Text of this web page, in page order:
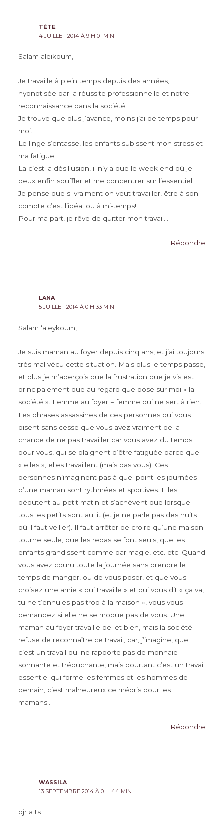
récentsTÉTE
4 JUILLET 2014 À 9 H 01 MIN
Salam aleikoum,
Je travaille à plein temps depuis des années,
hypnotisée par la réussite professionnelle et notre
reconnaissance dans la société.
Je trouve que plus j’avance, moins j’ai de temps pour
moi.
Le linge s’entasse, les enfants subissent mon stress et
ma fatigue.
La c’est la désillusion, il n’y a que le week end où je
peux enfin souffler et me concentrer sur l’essentiel !
Je pense que si vraiment on veut travailler, être à son
compte c’est l’idéal ou à mi-temps!
Pour ma part, je rêve de quitter mon travail…
Répondre
LANA
5 JUILLET 2014 À 0 H 33 MIN
Salam ‘aleykoum,
Je suis maman au foyer depuis cinq ans, et j’ai toujours
très mal vécu cette situation. Mais plus le temps passe,
et plus je m’aperçois que la frustration que je vis est
principalement due au regard que pose sur moi « la
société ». Femme au foyer = femme qui ne sert à rien.
Les phrases assassines de ces personnes qui vous
disent sans cesse que vous avez vraiment de la
chance de ne pas travailler car vous avez du temps
pour vous, qui se plaignent d’être fatiguée parce que
« elles », elles travaillent (mais pas vous). Ces
personnes n’imaginent pas à quel point les journées
d’une maman sont rythmées et sportives. Elles
débutent au petit matin et s’achèvent que lorsque
tous les petits sont au lit (et je ne parle pas des nuits
où il faut veiller). Il faut arrêter de croire qu’une maison
tourne seule, que les repas se font seuls, que les
enfants grandissent comme par magie, etc. etc. Quand
vous avez couru toute la journée sans prendre le
temps de manger, ou de vous poser, et que vous
croisez une amie « qui travaille » et qui vous dit « ça va,
tu ne t’ennuies pas trop à la maison », vous vous
demandez si elle ne se moque pas de vous. Une
maman au foyer travaille bel et bien, mais la société
refuse de reconnaître ce travail, car, j’imagine, que
c’est un travail qui ne rapporte pas de monnaie
sonnante et trébuchante, mais pourtant c’est un travail
essentiel qui forme les femmes et les hommes de
demain, c’est malheureux ce mépris pour les
mamans…
Répondre
WASSILA
13 SEPTEMBRE 2014 À 0 H 44 MIN
bjr a ts